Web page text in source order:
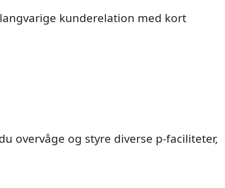
fartviser
Radar
/ ADK
kunderelation med kort
overvåge og styre diverse p-faciliteter,